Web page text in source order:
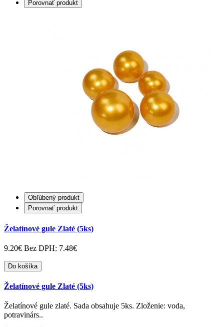
Porovnať produkt
Obľúbený produkt
Porovnať produkt
Želatínové gule Zlaté (5ks)
9.20€ Bez DPH: 7.48€
Do košíka
Želatínové gule Zlaté (5ks)
Želatínové gule zlaté. Sada obsahuje 5ks. Zloženie: voda,
potravinárs..